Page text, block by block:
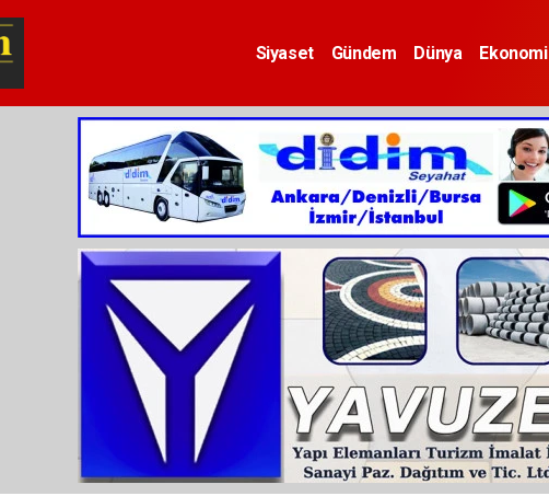
Siyaset Gündem Dünya Ekonomi